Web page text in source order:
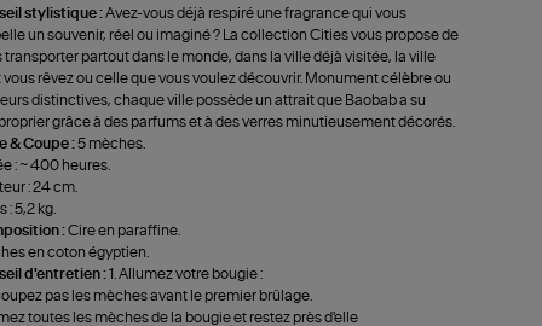
stylistique :Avez-vous déjà respiré une fragrance qui vous
un souvenir, réel ou imaginé ? La collection Cities vous propose de
transporter partout dans le monde, dans la ville déjà visitée, la ville
vous rêvez ou celle que vous voulez découvrir. Monument célèbre ou
distinctives, chaque ville possède un attrait que Baobab a su
grâce à des parfums et à des verres minutieusement décorés.
& Coupe :5 mèches.
: ~ 400 heures.
: 24 cm.
: 5,2 kg.
:Cire en paraffine.
en coton égyptien.
d'entretien :1. Allumez votre bougie :
pas les mèches avant le premier brûlage.
toutes les mèches de la bougie et restez près d'elle